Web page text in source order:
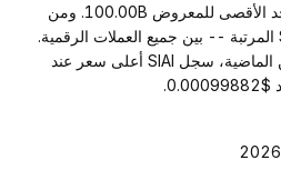
من SIAI مقدار --، فيما يبلغ الحد الأقصى للمعروض 100.00B. ومن
حيث القيمة السوقية، تحتل SIAI المرتبة -- بين جميع العملات الرقمية.
وخلال الساعات الأربع والعشرين الماضية، سجل SIAI أعلى سعر عند